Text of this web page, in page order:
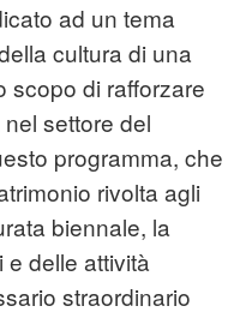
ad un tema
cultura di una
scopo di rafforzare
nel settore del
programma, che
rivolta agli
biennale, la
delle attività
straordinario